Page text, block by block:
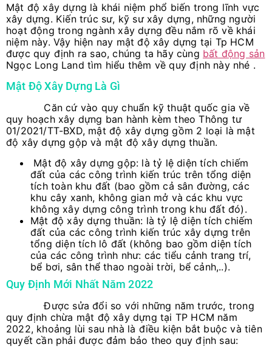
Mật độ xây dựng là khái niệm phổ biến trong lĩnh vực
xây dựng. Kiến trúc sư, kỹ sư xây dựng, những người
hoạt động trong ngành xây dựng đều nắm rõ về khái
niệm này. Vậy hiện nay mật độ xây dựng tại Tp HCM
được quy định ra sao, chúng ta hãy cùng bất động sản
Ngọc Long Land tìm hiểu thêm về quy định này nhé .
Mật Độ Xây Dựng Là Gì
Căn cứ vào quy chuẩn kỹ thuật quốc gia về
quy hoạch xây dựng ban hành kèm theo Thông tư
01/2021/TT-BXD, mật độ xây dựng gồm 2 loại là mật
độ xây dựng gộp và mật độ xây dựng thuần.
Mật độ xây dựng gộp: là tỷ lệ diện tích chiếm
đất của các công trình kiến trúc trên tổng diện
tích toàn khu đất (bao gồm cả sân đường, các
khu cây xanh, không gian mở và các khu vực
không xây dựng công trình trong khu đất đó).
Mật độ xây dựng thuần: là tỷ lệ diện tích chiếm
đất của các công trình kiến trúc xây dựng trên
tổng diện tích lô đất (không bao gồm diện tích
của các công trình như: các tiểu cảnh trang trí,
bể bơi, sân thể thao ngoài trời, bể cảnh,..).
Quy Định Mới Nhất Năm 2022
Được sửa đổi so với những năm trước, trong
quy định chừa mật độ xây dựng tại TP HCM năm
2022, khoảng lùi sau nhà là điều kiện bắt buộc và tiên
quyết cần phải được đảm bảo theo quy định sau: